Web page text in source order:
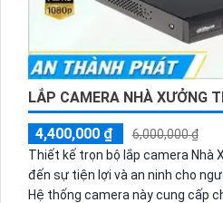
LẮP CAMERA NHÀ XƯỞNG
4,400,000 ₫
6,000,000 ₫
Thiết kế trọn bộ lắp camera Nhà
đến sự tiện lợi và an ninh cho
Hệ thống camera này cung cấp